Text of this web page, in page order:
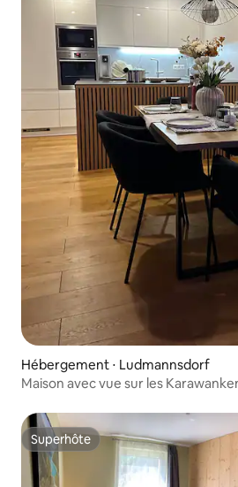
Hébergement ⋅ Ludmannsdorf
Maison avec vue sur les
Superhôte
Superhôte